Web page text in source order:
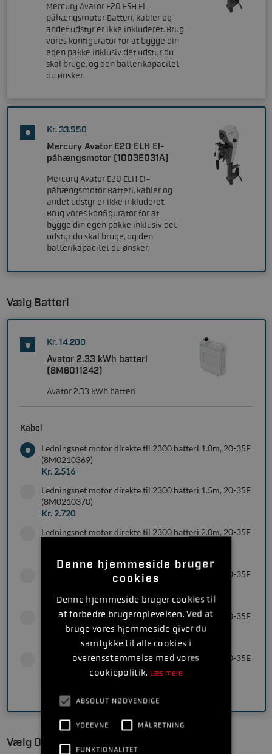
Mercury Avator E20 ESH El-
påhængsmotor Batteri, kabler og
andet udstyr er ikke inkluderet. Brug
vores konfigurator for at bygge din
egen pakke inklusiv det udstyr du
skal bruge, og den batterikapacitet
du ønsker.
Kr. 33.550
Mercury Avator E20 ELH El-
påhængsmotor (1003E031A)
Mercury Avator E20 ELH El-
påhængsmotor Batteri, kabler og
andet udstyr er ikke inkluderet.
Brug vores konfigurator for at
bygge din egen pakke inklusiv det
udstyr du skal bruge, og den
batterikapacitet du ønsker.
Vælg Batteri
Kr. 14.200
Avator 2.33 kWh batteri
(8M6011242)
Avator 2.33 kWh batteri
Kabel
Ledningsnet motor direkte til 2300 batteri 1.0m, 20-35E
(8M0210369)
Kr. 2.516
Ledningsnet motor direkte til 2300 batteri 1.5m, 20-35E
(8M0210370)
Kr. 2.720
Ledningsnet motor direkte til 2300 batteri 2.0m, 20-35E
Ledningsnet motor direkte til 2300 batteri 2.5m, 20-35E
Kr. 3.131
Ledningsnet motor direkte til 2300 batteri 3.0m, 20-35E
(8M0210373)
Ledningsnet motor direkte til 2300 batteri 4.0m, 20-35E
(8M0210374)
Vælg Oplader
Denne hjemmeside bruger
cookies
Denne hjemmeside bruger cookies til
at forbedre brugeroplevelsen. Ved at
bruge vores hjemmeside giver du
samtykke til alle cookies i
overensstemmelse med vores
cookiepolitik. Læs mere
ABSOLUT NØDVENDIGE
YDEEVNE MÅLRETNING
FUNKTIONALITET